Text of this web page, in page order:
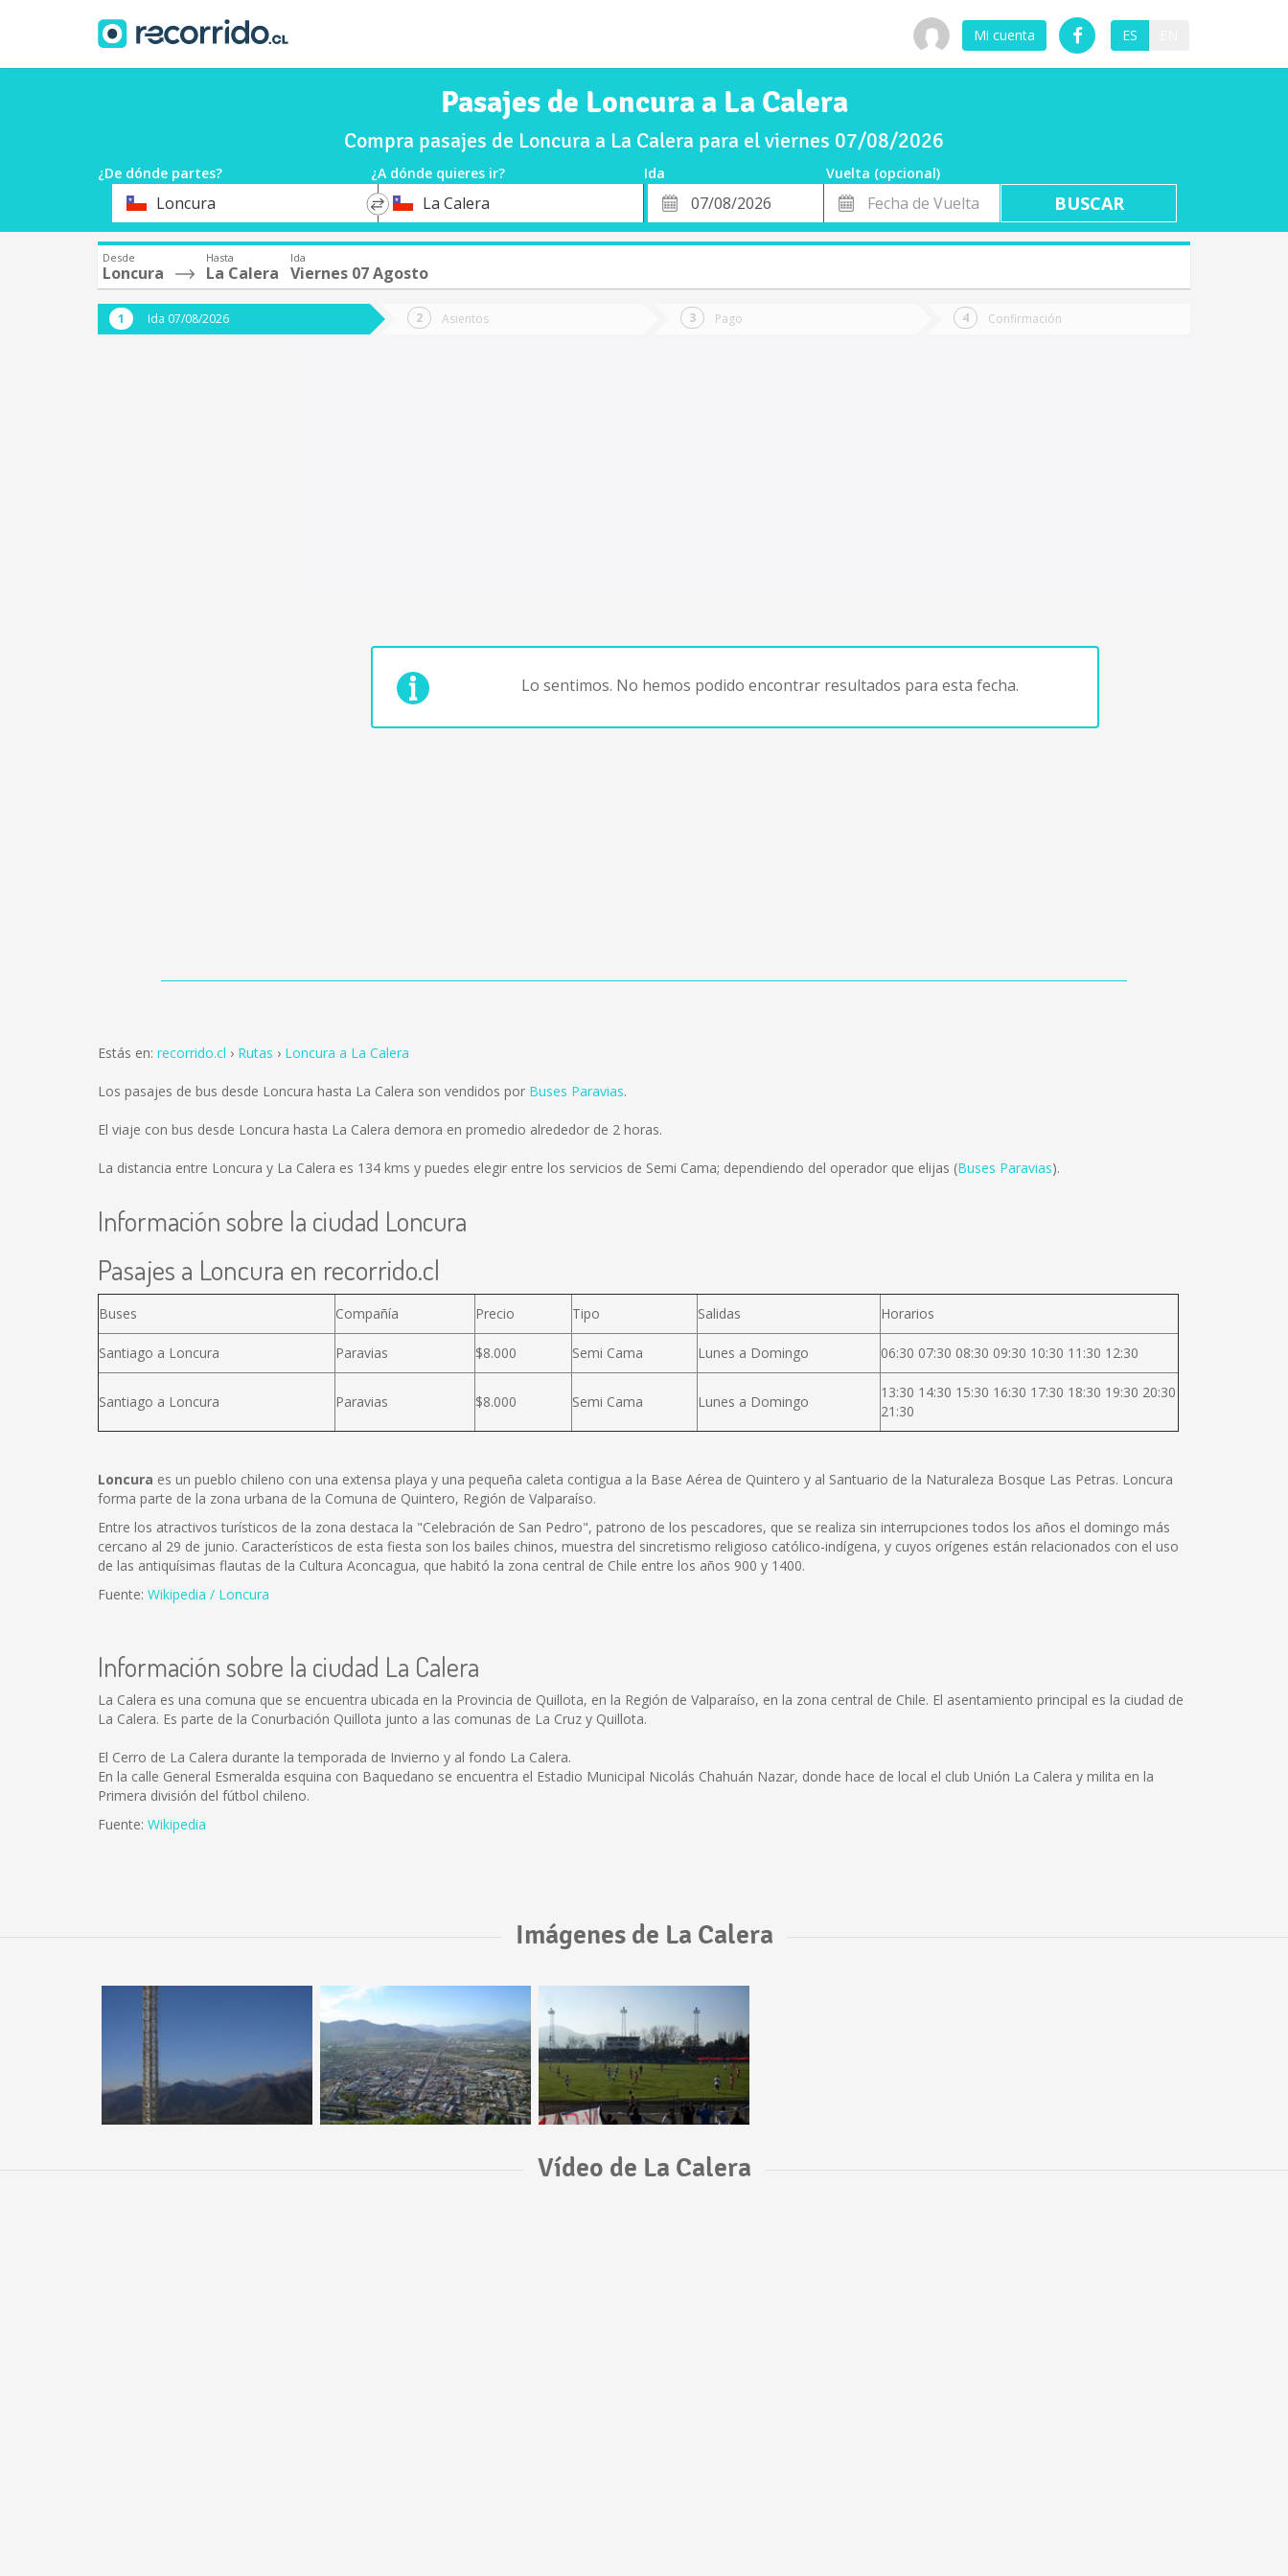
Mi cuenta ES
Pasajes de Loncura a La Calera
Compra pasajes de Loncura a La Calera para el viernes 07/08/2026
¿De dónde partes? ¿A dónde quieres ir? Ida
Vuelta (opcional)
OrigenLoncura
*
DestinoLa Calera
Fecha
de
Fecha
de
Vuelta
Desde
Loncura
Hasta
La Calera
Ida
Viernes 07 Agosto
Ida 07/08/2026 Asientos Pago Confirmación
Lo sentimos. No hemos podido encontrar resultados para esta fecha.
Estás en: recorrido.cl Rutas Loncura a La Calera
Los pasajes de bus desde Loncura hasta La Calera son vendidos por Buses Paravias.
El viaje con bus desde Loncura hasta La Calera demora en promedio alrededor de 2 horas.
La distancia entre Loncura y La Calera es 134 kms y puedes elegir entre los servicios de Semi Cama; dependiendo del operador que elijas (Buses Paravias).
Información sobre la ciudad Loncura
Pasajes a Loncura en recorrido.cl
Buses Compañía Precio Tipo Salidas Horarios
Santiago a Loncura Paravias $8.000 Semi Cama Lunes a Domingo 06:30 07:30 08:30 09:30 10:30 11:30 12:30
Santiago a Loncura Paravias $8.000 Semi Cama Lunes a Domingo
13:30 14:30 15:30 16:30 17:30 18:30 19:30 20:30
21:30
Loncura es un pueblo chileno con una extensa playa y una pequeña caleta contigua a la Base Aérea de Quintero y al Santuario de la Naturaleza Bosque Las Petras. Loncura
forma parte de la zona urbana de la Comuna de Quintero, Región de Valparaíso.
Entre los atractivos turísticos de la zona destaca la "Celebración de San Pedro", patrono de los pescadores, que se realiza sin interrupciones todos los años el domingo más
cercano al 29 de junio. Característicos de esta fiesta son los bailes chinos, muestra del sincretismo religioso católico-indígena, y cuyos orígenes están relacionados con el uso
de las antiquísimas flautas de la Cultura Aconcagua, que habitó la zona central de Chile entre los años 900 y 1400.
Fuente: Wikipedia / Loncura
Información sobre la ciudad La Calera
La Calera es una comuna que se encuentra ubicada en la Provincia de Quillota, en la Región de Valparaíso, en la zona central de Chile. El asentamiento principal es la ciudad de
La Calera. Es parte de la Conurbación Quillota junto a las comunas de La Cruz y Quillota.
El Cerro de La Calera durante la temporada de Invierno y al fondo La Calera.
En la calle General Esmeralda esquina con Baquedano se encuentra el Estadio Municipal Nicolás Chahuán Nazar, donde hace de local el club Unión La Calera y milita en la
Primera división del fútbol chileno.
Fuente: Wikipedia
Imágenes de La Calera
Vídeo de La Calera